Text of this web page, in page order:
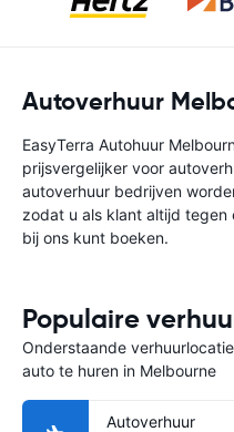
Autoverhuur
EasyTerra Autohuur
prijsvergelijker voor
autoverhuur bedrijven
zodat u als klant altijd tegen
bij ons kunt boeken.
Populaire
Onderstaande
auto te huren in Melbourne
Autoverhuur